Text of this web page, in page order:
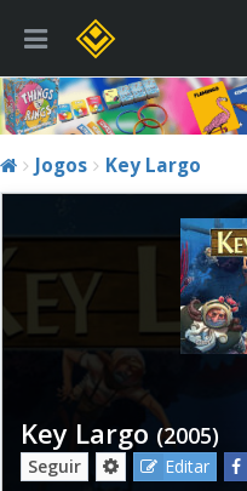
Jogos Key Largo
Key Largo (2005)
Seguir Editar